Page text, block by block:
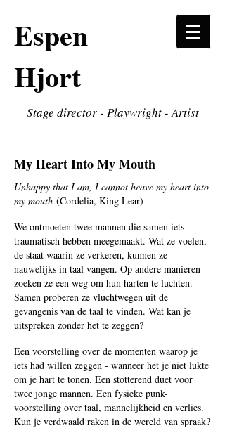
Espen
Hjort
Stage director - Playwright - Artist
My Heart Into My Mouth
Unhappy that I am, I cannot heave my heart into
my mouth (Cordelia, King Lear)
We ontmoeten twee mannen die samen iets
traumatisch hebben meegemaakt. Wat ze voelen,
de staat waarin ze verkeren, kunnen ze
nauwelijks in taal vangen. Op andere manieren
zoeken ze een weg om hun harten te luchten.
Samen proberen ze vluchtwegen uit de
gevangenis van de taal te vinden. Wat kan je
uitspreken zonder het te zeggen?
Een voorstelling over de momenten waarop je
iets had willen zeggen - wanneer het je niet lukte
om je hart te tonen. Een stotterend duet voor
twee jonge mannen. Een fysieke punk-
voorstelling over taal, mannelijkheid en verlies.
Kun je verdwaald raken in de wereld van spraak?